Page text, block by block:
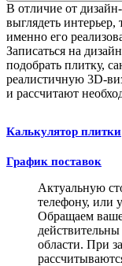
В отличие от
выглядеть интерьер,
именно его
Записаться на
подобрать плитку,
реалистичную 3D-
и рассчитают
Калькулятор плитки
График поставок
Актуальную
телефону, или
Обращаем
области. При